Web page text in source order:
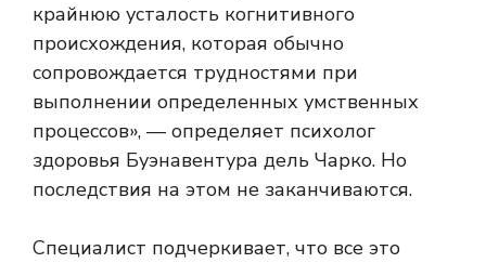
крайнюю усталость когнитивного
происхождения, которая обычно
сопровождается трудностями при
выполнении определенных умственных
процессов», — определяет психолог
здоровья Буэнавентура дель Чарко. Но
последствия на этом не заканчиваются.
Специалист подчеркивает, что все это